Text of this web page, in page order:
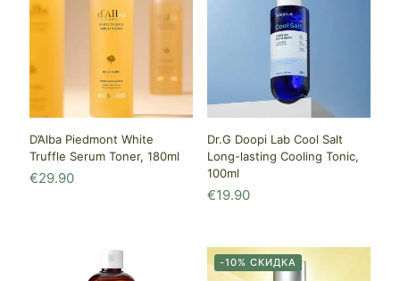
D’Alba Piedmont White
Truffle Serum Toner, 180ml
€29.90
Dr.G Doopi Lab Cool Salt
Long-lasting Cooling Tonic,
100ml
€19.90
-10% СКИДКА